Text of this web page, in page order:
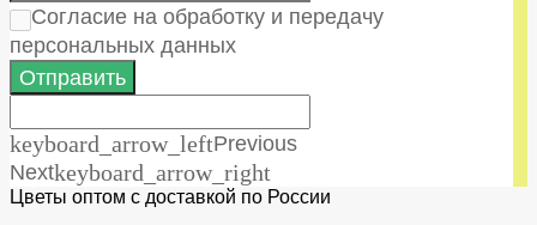
Согласие на обработку и передачу
персональных данных
Отправить
keyboard_arrow_leftPrevious
Nextkeyboard_arrow_right
Цветы оптом с доставкой по России